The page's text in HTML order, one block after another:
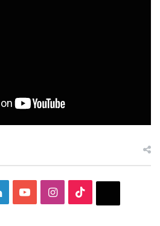
LinkedInYouTubeInstagram